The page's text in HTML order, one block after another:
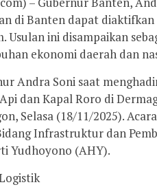
di Banten dapat diaktifkan
Usulan ini disampaikan
ekonomi daerah dan
Andra Soni saat
dan Kapal Roro di
Selasa (18/11/2025).
Infrastruktur dan
Yudhoyono (AHY).